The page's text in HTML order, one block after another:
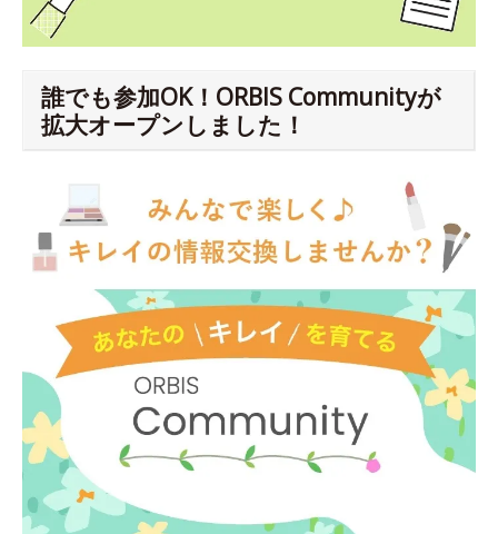
誰でも参加OK！ORBIS Communityが
拡大オープンしました！